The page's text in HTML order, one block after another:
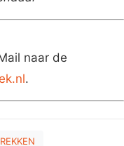
naar de
.
REKKEN